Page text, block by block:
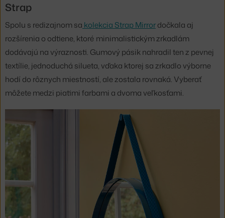
Strap
Spolu s redizajnom sa kolekcia Strap Mirrordočkala aj
rozšírenia o odtiene, ktoré minimalistickým zrkadlám
dodávajú na výraznosti. Gumový pásik nahradil ten z pevnej
textílie, jednoduchá silueta, vďaka ktorej sa zrkadlo výborne
hodí do rôznych miestností, ale zostala rovnaká. Vyberať
môžete medzi piatimi farbami a dvoma veľkosťami.